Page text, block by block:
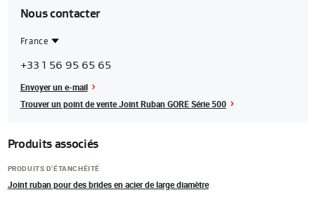
Nous contacter
France
France
+33 1 56 95 65 65
Envoyer un e-mail
Trouver un point de vente Joint Ruban GORE Série 500
Produits associés
PRODUITS D'ÉTANCHÉITÉ
Joint ruban pour des brides en acier de large diamètre